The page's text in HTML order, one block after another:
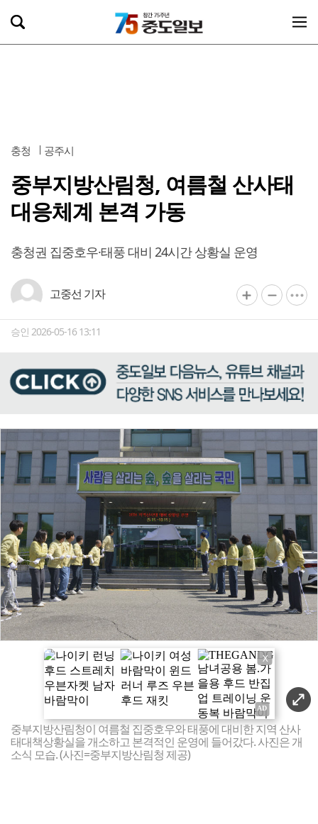
충청 공주시
중부지방산림청, 여름철 산사태
대응체계 본격 가동
충청권 집중호우·태풍 대비 24시간 상황실 운영
고중선 기자
승인 2026-05-16 13:11
X
중부지방산림청이 여름철 집중호우와 태풍에 대비한 지역 산사
태대책상황실을 개소하고 본격적인 운영에 들어갔다. 사진은 개
소식 모습. (사진=중부지방산림청 제공)